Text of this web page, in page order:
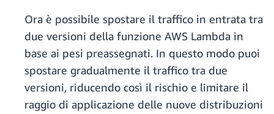
Ora è possibile spostare il traffico in entrata tra
due versioni della funzione AWS Lambda in
base ai pesi preassegnati. In questo modo puoi
spostare gradualmente il traffico tra due
versioni, riducendo così il rischio e limitare il
raggio di applicazione delle nuove distribuzioni